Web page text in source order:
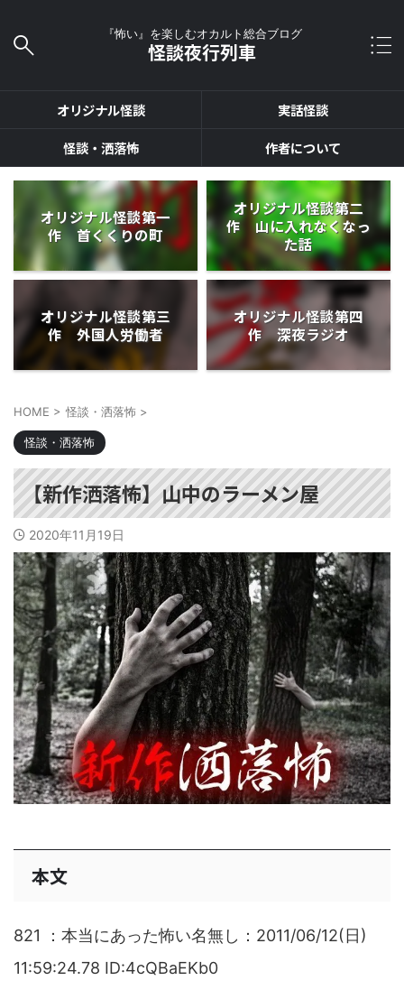
『怖い』を楽しむオカルト総合ブログ
怪談夜行列車
オリジナル怪談
実話怪談
怪談・洒落怖
作者について
オリジナル怪談第一
作 首くくりの町
オリジナル怪談第二
作 山に入れなくなっ
た話
オリジナル怪談第三
作 外国人労働者
オリジナル怪談第四
作 深夜ラジオ
HOME > 怪談・洒落怖 >
怪談・洒落怖
【新作洒落怖】山中のラーメン屋
2020年11月19日
本文
821 ：本当にあった怖い名無し：2011/06/12(日)
11:59:24.78 ID:4cQBaEKb0